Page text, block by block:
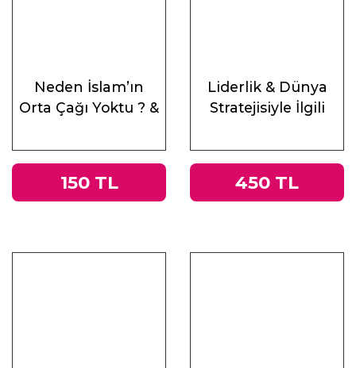
Neden İslam’ın
Orta Çağı Yoktu ? &
ve Doğu
150 TL
Liderlik & Dünya
Stratejisiyle İlgili
450 TL